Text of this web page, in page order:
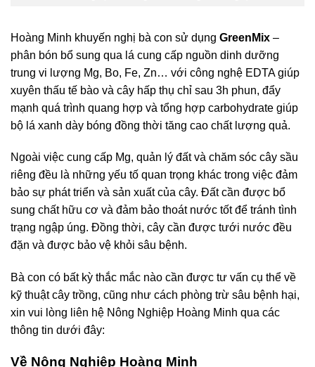
Hoàng Minh khuyến nghị bà con sử dụng GreenMix –
phân bón bổ sung qua lá cung cấp nguồn dinh dưỡng
trung vi lượng Mg, Bo, Fe, Zn… với công nghệ EDTA giúp
xuyên thấu tế bào và cây hấp thụ chỉ sau 3h phun, đẩy
mạnh quá trình quang hợp và tổng hợp carbohydrate giúp
bộ lá xanh dày bóng đồng thời tăng cao chất lượng quả.
Ngoài việc cung cấp Mg, quản lý đất và chăm sóc cây sầu
riêng đều là những yếu tố quan trọng khác trong việc đảm
bảo sự phát triển và sản xuất của cây. Đất cần được bổ
sung chất hữu cơ và đảm bảo thoát nước tốt để tránh tình
trạng ngập úng. Đồng thời, cây cần được tưới nước đều
đặn và được bảo vệ khỏi sâu bệnh.
Bà con có bất kỳ thắc mắc nào cần được tư vấn cụ thể về
kỹ thuật cây trồng, cũng như cách phòng trừ sâu bệnh hại,
xin vui lòng liên hệ Nông Nghiệp Hoàng Minh qua các
thông tin dưới đây:
Về Nông Nghiệp Hoàng Minh